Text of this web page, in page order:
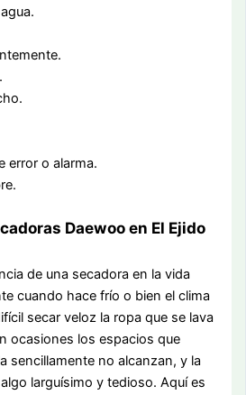
error o alarma.
Daewoo en El Ejido
de una secadora en la vida
cuando hace frío o bien el clima
secar veloz la ropa que se lava
ocasiones los espacios que
sencillamente no alcanzan, y la
larguísimo y tedioso. Aquí es